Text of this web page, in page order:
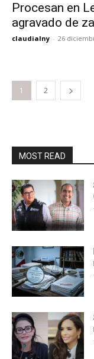
Procesan en
agravado de
claudialny - 26
1 2
MOST READ